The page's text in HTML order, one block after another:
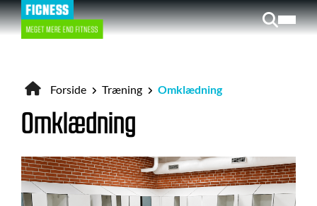
Gå
til
hovedindhold
Brødkrumme
Forside Træning Omklædning
Omklædning